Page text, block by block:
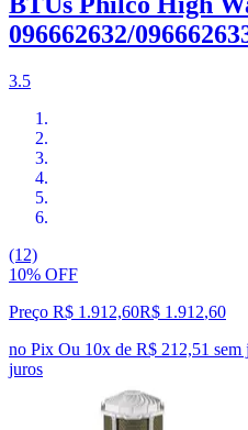
096662632/
3.5
(12)
10% OFF
Preço R$ 1.912,60R$ 1.912,60
no Pix Ou 10x de R$ 212,51 sem
juros